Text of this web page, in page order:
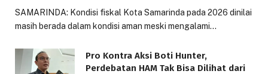
SAMARINDA: Kondisi fiskal Kota Samarinda pada 2026 dinilai
masih berada dalam kondisi aman meski mengalami…
Pro Kontra Aksi Boti Hunter,
Perdebatan HAM Tak Bisa Dilihat dari